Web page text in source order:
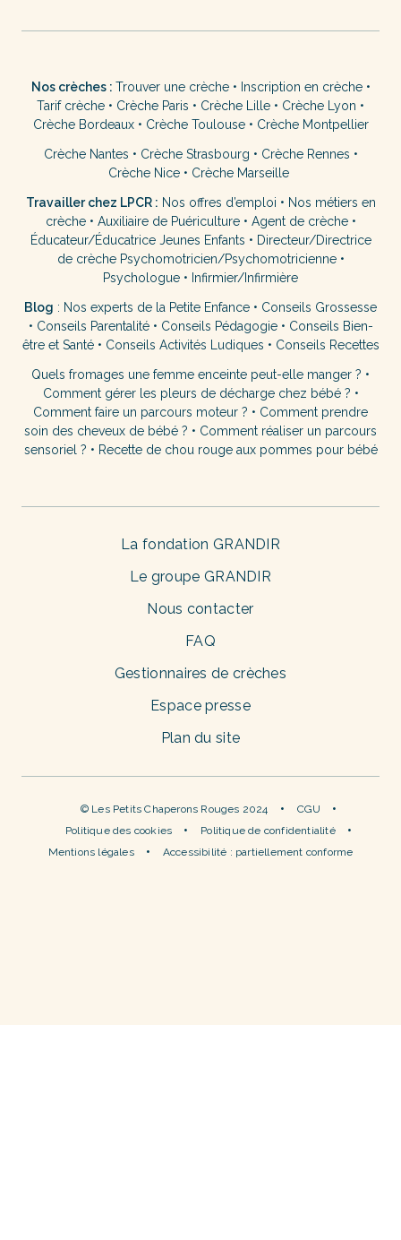
Nos crèches : Trouver une crèche• Inscription en crèche•
Tarif crèche • Crèche Paris • Crèche Lille • Crèche Lyon •
Crèche Bordeaux• Crèche Toulouse• Crèche Montpellier
Crèche Nantes • Crèche Strasbourg • Crèche Rennes •
Crèche Nice • Crèche Marseille
Travailler chez LPCR : Nos offres d’emploi • Nos métiers en
crèche• Auxiliaire de Puériculture• Agent de crèche•
Éducateur/Éducatrice Jeunes Enfants • Directeur/Directrice
de crèche Psychomotricien/Psychomotricienne•
Psychologue • Infirmier/Infirmière
Blog : Nos experts de la Petite Enfance • Conseils Grossesse
• Conseils Parentalité• Conseils Pédagogie• Conseils Bien-
être et Santé• Conseils Activités Ludiques • Conseils Recettes
Quels fromages une femme enceinte peut-elle manger ? •
Comment gérer les pleurs de décharge chez bébé ? •
Comment faire un parcours moteur ? • Comment prendre
soin des cheveux de bébé ? • Comment réaliser un parcours
sensoriel ? • Recette de chou rouge aux pommes pour bébé
La fondation GRANDIR
Le groupe GRANDIR
Nous contacter
FAQ
Gestionnaires de crèches
Espace presse
Plan du site
© Les Petits Chaperons Rouges 2024
CGU
Politique des cookies
Politique de confidentialité
Mentions légales
Accessibilité : partiellement conforme